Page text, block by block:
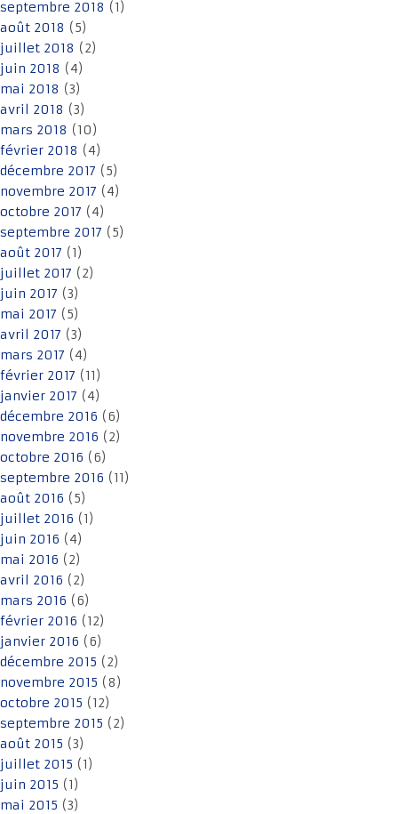
septembre 2018 (1)
août 2018 (5)
juillet 2018 (2)
juin 2018 (4)
mai 2018 (3)
avril 2018 (3)
mars 2018 (10)
février 2018 (4)
décembre 2017 (5)
novembre 2017 (4)
octobre 2017 (4)
septembre 2017 (5)
août 2017 (1)
juillet 2017 (2)
juin 2017 (3)
mai 2017 (5)
avril 2017 (3)
mars 2017 (4)
février 2017 (11)
janvier 2017 (4)
décembre 2016 (6)
novembre 2016 (2)
octobre 2016 (6)
septembre 2016 (11)
août 2016 (5)
juillet 2016 (1)
juin 2016 (4)
mai 2016 (2)
avril 2016 (2)
mars 2016 (6)
février 2016 (12)
janvier 2016 (6)
décembre 2015 (2)
novembre 2015 (8)
octobre 2015 (12)
septembre 2015 (2)
août 2015 (3)
juillet 2015 (1)
juin 2015 (1)
mai 2015 (3)